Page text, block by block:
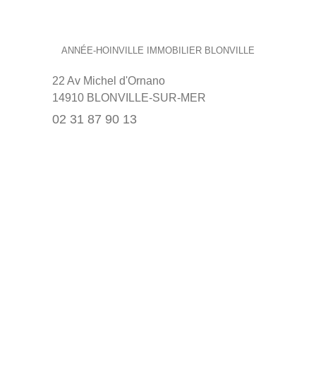
ANNÉE-HOINVILLE IMMOBILIER BLONVILLE
22 Av Michel d'Ornano
14910 BLONVILLE-SUR-MER
02 31 87 90 13